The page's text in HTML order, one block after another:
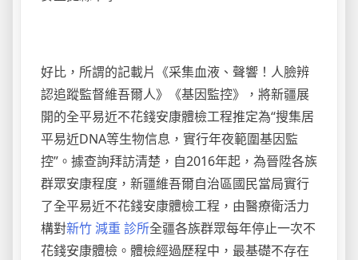
好比，所謂的記載片《采集血液、聲響！人臉辨
認追蹤監督維吾爾人》《基因監控》，將新疆展
開的全平易近不花錢安康體檢工程推定為“搜集居
平易近DNA等生物信息，實行年夜範圍基因監
控”。據查詢拜訪清楚，自2016年起，為晉陞各族
群眾安康程度，新疆維吾爾自治區國民當局實行
了全平易近不花錢安康體檢工程，由醫療衛活力
構對新竹 減重 診所全疆各族群眾每年停止一次不
花錢安康體檢。體檢經過歷程中，最基礎不存在